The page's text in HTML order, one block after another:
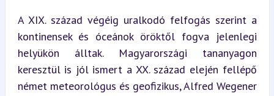
A XIX. század végéig uralkodó felfogás szerint a
kontinensek és óceánok öröktől fogva jelenlegi
helyükön álltak. Magyarországi tananyagon
keresztül is jól ismert a XX. század elején fellépő
német meteorológus és geofizikus, Alfred Wegener